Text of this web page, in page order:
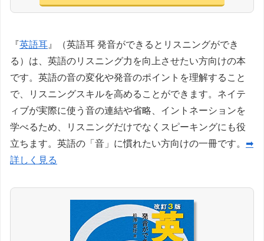
『英語耳 』（英語耳 発音ができるとリスニングができ
る）は、英語のリスニング力を向上させたい方向けの本
です。英語の音の変化や発音のポイントを理解すること
で、リスニングスキルを高めることができます。ネイテ
ィブが実際に使う音の連結や省略、イントネーションを
学べるため、リスニングだけでなくスピーキングにも役
立ちます。英語の「音」に慣れたい方向けの一冊です。 ➡
詳しく見る